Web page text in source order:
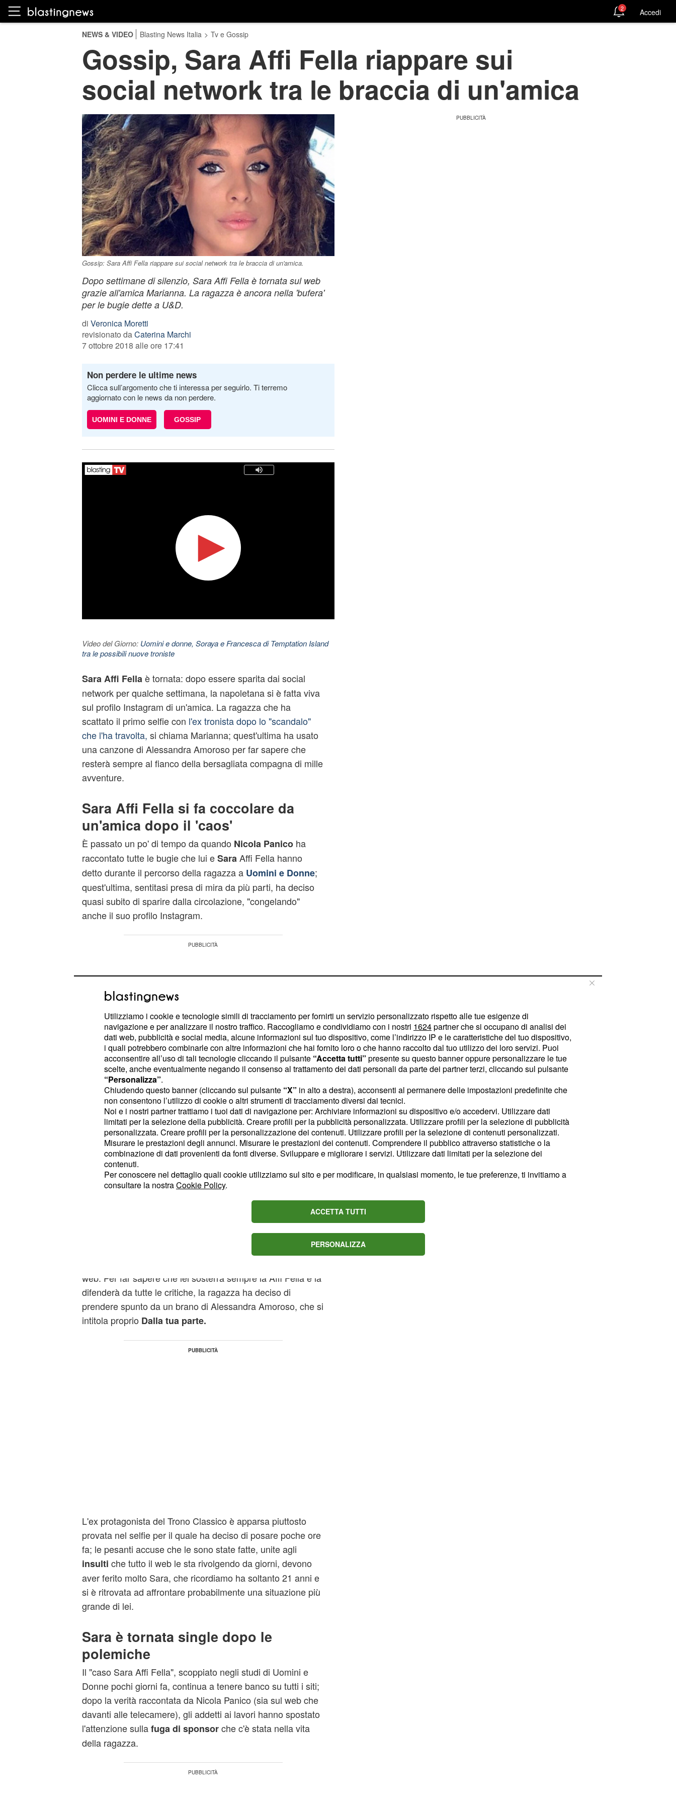
2 Accedi
NEWS & VIDEO Blasting News Italia > Tv e Gossip
Gossip, Sara Affi Fella riappare sui
social network tra le braccia di un'amica
Gossip: Sara Affi Fella riappare sui social network tra le braccia di un'amica.
Dopo settimane di silenzio, Sara Affi Fella è tornata sul web
grazie all'amica Marianna. La ragazza è ancora nella 'bufera'
per le bugie dette a U&D.
di Veronica Moretti
revisionato daCaterina Marchi
7 ottobre 2018 alle ore 17:41
Non perdere le ultime news
Clicca sull’argomento che ti interessa per seguirlo. Ti terremo
aggiornato con le news da non perdere.
UOMINI E DONNE GOSSIP
Video del Giorno: Uomini e donne, Soraya e Francesca di Temptation Island
tra le possibili nuove troniste
Sara Affi Fella è tornata: dopo essere sparita dai social
network per qualche settimana, la napoletana si è fatta viva
sul profilo Instagram di un'amica. La ragazza che ha
scattato il primo selfie con l'ex tronista dopo lo "scandalo"
che l'ha travolta, si chiama Marianna; quest'ultima ha usato
una canzone di Alessandra Amoroso per far sapere che
resterà sempre al fianco della bersagliata compagna di mille
avventure.
Sara Affi Fella si fa coccolare da
un'amica dopo il 'caos'
È passato un po' di tempo da quando Nicola Panicoha
raccontato tutte le bugie che lui eSara Affi Fella hanno
detto durante il percorso della ragazza a Uomini e Donne;
quest'ultima, sentitasi presa di mira da più parti, ha deciso
quasi subito di sparire dalla circolazione, "congelando"
anche il suo profilo Instagram.
Oggi, dopo che si è detto e scritto di tutto sul suo conto, la
napoletana è tornata a farsi immortalare accanto ad una
persona a lei molto cara; stiamo parlando diMarianna,
un'amica intima della giovane, che ha pubblicato laprima
dell'ex tronista dopo lo "scandalo".
stanno riportando in
queste ore, si vede Sara abbracciata all'amica, la quale le
accarezza la guancia come forma di consolazione.
"Sempre dalla tua parte"- è questa la didascalia che scritto
web. Per far sapere che lei sosterrà sempre la Affi Fella e la
difenderà da tutte le critiche, la ragazza ha deciso di
prendere spunto da un brano di Alessandra Amoroso, che si
intitola proprio Dalla tua parte.
L'ex protagonista del Trono Classico è apparsa piuttosto
provata nel selfie per il quale ha deciso di posare poche ore
fa; le pesanti accuse che le sono state fatte, unite agli
insulti che tutto il web le sta rivolgendo da giorni, devono
aver ferito molto Sara, che ricordiamo ha soltanto 21 anni e
si è ritrovata ad affrontare probabilmente una situazione più
grande di lei.
Sara è tornata single dopo le
polemiche
Il "caso Sara Affi Fella", scoppiato negli studi di Uomini e
Donne pochi giorni fa, continua a tenere banco su tutti i siti;
dopo la verità raccontata da Nicola Panico (sia sul web che
davanti alle telecamere), gli addetti ai lavori hanno spostato
l'attenzione sullafuga di sponsorche c'è stata nella vita
della ragazza.
Utilizziamo i cookie e tecnologie simili di tracciamento per fornirti un servizio personalizzato rispetto alle tue esigenze di
navigazione e per analizzare il nostro traffico. Raccogliamo e condividiamo con i nostri 1624partner che si occupano di analisi dei
dati web, pubblicità e social media, alcune informazioni sul tuo dispositivo, come l’indirizzo IP e le caratteristiche del tuo dispositivo,
i quali potrebbero combinarle con altre informazioni che hai fornito loro o che hanno raccolto dal tuo utilizzo dei loro servizi. Puoi
acconsentire all’uso di tali tecnologie cliccando il pulsante “Accetta tutti” presente su questo banner oppure personalizzare le tue
scelte, anche eventualmente negando il consenso al trattamento dei dati personali da parte dei partner terzi, cliccando sul pulsante
“Personalizza”.
Chiudendo questo banner (cliccando sul pulsante “X” in alto a destra), acconsenti al permanere delle impostazioni predefinite che
non consentono l’utilizzo di cookie o altri strumenti di tracciamento diversi dai tecnici.
Noi e i nostri partner trattiamo i tuoi dati di navigazione per: Archiviare informazioni su dispositivo e/o accedervi. Utilizzare dati
limitati per la selezione della pubblicità. Creare profili per la pubblicità personalizzata. Utilizzare profili per la selezione di pubblicità
personalizzata. Creare profili per la personalizzazione dei contenuti. Utilizzare profili per la selezione di contenuti personalizzati.
Misurare le prestazioni degli annunci. Misurare le prestazioni dei contenuti. Comprendere il pubblico attraverso statistiche o la
combinazione di dati provenienti da fonti diverse. Sviluppare e migliorare i servizi. Utilizzare dati limitati per la selezione dei
contenuti.
Per conoscere nel dettaglio quali cookie utilizziamo sul sito e per modificare, in qualsiasi momento, le tue preferenze, ti invitiamo a
consultare la nostraCookie Policy.
ACCETTA TUTTI
PERSONALIZZA